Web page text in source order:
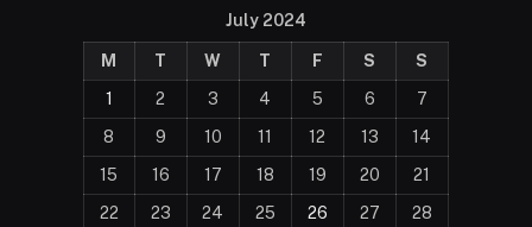
July 2024
M T W T F S
S
1
2 3 4 5 6
7
8
9 10 11 12 13
14
15
16 17 18 19 20
21
22
23 24 25 26 27 28